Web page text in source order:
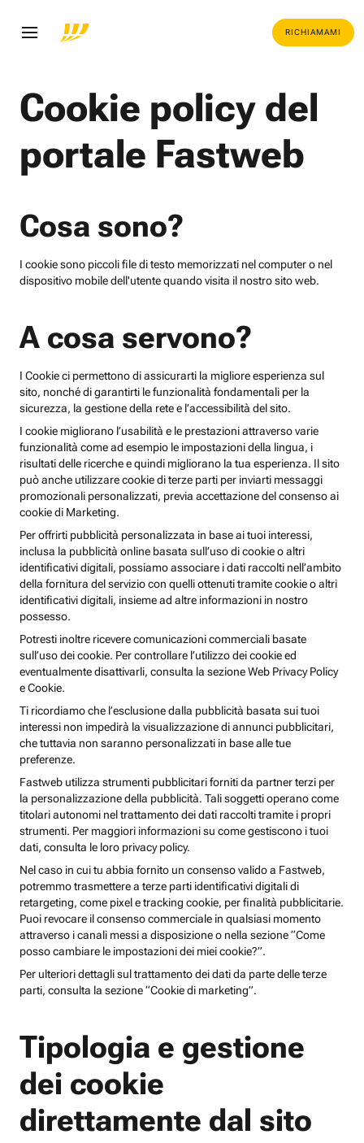
RICHIAMAMI
Cookie policy del
portale Fastweb
Cosa sono?
I cookie sono piccoli file di testo memorizzati nel computer o nel
dispositivo mobile dell'utente quando visita il nostro sito web.
A cosa servono?
I Cookie ci permettono di assicurarti la migliore esperienza sul
sito, nonché di garantirti le funzionalità fondamentali per la
sicurezza, la gestione della rete e l’accessibilità del sito.
I cookie migliorano l’usabilità e le prestazioni attraverso varie
funzionalità come ad esempio le impostazioni della lingua, i
risultati delle ricerche e quindi migliorano la tua esperienza. Il sito
può anche utilizzare cookie di terze parti per inviarti messaggi
promozionali personalizzati, previa accettazione del consenso ai
cookie di Marketing.
Per offrirti pubblicità personalizzata in base ai tuoi interessi,
inclusa la pubblicità online basata sull’uso di cookie o altri
identificativi digitali, possiamo associare i dati raccolti nell’ambito
della fornitura del servizio con quelli ottenuti tramite cookie o altri
identificativi digitali, insieme ad altre informazioni in nostro
possesso.
Potresti inoltre ricevere comunicazioni commerciali basate
sull’uso dei cookie. Per controllare l’utilizzo dei cookie ed
eventualmente disattivarli, consulta la sezione Web Privacy Policy
e Cookie.
Ti ricordiamo che l’esclusione dalla pubblicità basata sui tuoi
interessi non impedirà la visualizzazione di annunci pubblicitari,
che tuttavia non saranno personalizzati in base alle tue
preferenze.
Fastweb utilizza strumenti pubblicitari forniti da partner terzi per
la personalizzazione della pubblicità. Tali soggetti operano come
titolari autonomi nel trattamento dei dati raccolti tramite i propri
strumenti. Per maggiori informazioni su come gestiscono i tuoi
dati, consulta le loro privacy policy.
Nel caso in cui tu abbia fornito un consenso valido a Fastweb,
potremmo trasmettere a terze parti identificativi digitali di
retargeting, come pixel e tracking cookie, per finalità pubblicitarie.
Puoi revocare il consenso commerciale in qualsiasi momento
attraverso i canali messi a disposizione o nella sezione “Come
posso cambiare le impostazioni dei miei cookie?”.
Per ulteriori dettagli sul trattamento dei dati da parte delle terze
parti, consulta la sezione “Cookie di marketing”.
Tipologia e gestione
dei cookie
direttamente dal sito